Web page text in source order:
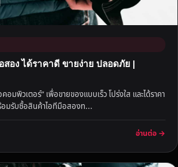
อง ได้ราคาดี ขายง่าย ปลอดภัย |
มพิวเตอร์” เพื่อขายของแบบเร็ว โปร่งใส และได้ราคา
อมรับซื้อสินค้าไอทีมือสองท...
อ่านต่อ →